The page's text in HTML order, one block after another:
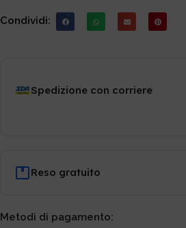
Condividi:
Spedizione con corriere
Reso gratuito
Metodi di pagamento: